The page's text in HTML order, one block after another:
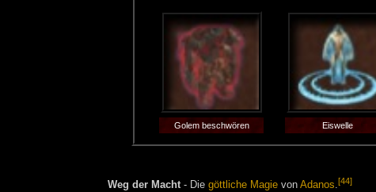
Golem beschwören Eiswelle
Weg der Macht- Die göttliche Magievon Adanos.[44]